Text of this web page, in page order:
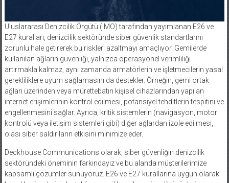
Uluslararası Denizcilik Örgütü (IMO) tarafından yayımlanan E26 ve
E27 kuralları, denizcilik sektöründe siber güvenlik standartlarını
zorunlu hale getirerek bu riskleri azaltmayı amaçlıyor. Gemilerde
kullanılan ağların güvenliği, yalnızca operasyonel verimliliği
artırmakla kalmaz, aynı zamanda armatörlerin ve işletmecilerin yasal
gerekliliklere uyum sağlamasını da destekler. Örneğin, gemi ortak
ağları üzerinden veya mürettebatın kişisel cihazlarından yapılan
internet erişimlerinin kontrol edilmesi, potansiyel tehditlerin tespitini ve
engellenmesini sağlar. Ayrıca, kritik sistemlerin (navigasyon, motor
kontrolü veya iletişim sistemleri gibi) diğer ağlardan izole edilmesi,
Deckhouse Communications olarak, siber güvenliğin denizcilik
sektöründeki öneminin farkındayız ve bu alanda müşterilerimize
kapsamlı çözümler sunuyoruz. E26 ve E27 kurallarına uygun olarak